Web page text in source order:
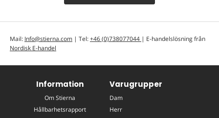
Mail: Info@stierna.com | Tel:+46 (0)738077044 | E-handelslösning från
Nordisk E-handel
Information
Om Stierna
Hållbarhetsrapport
Varugrupper
Dam
Herr